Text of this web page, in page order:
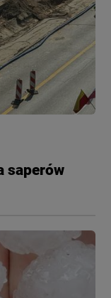
saperów